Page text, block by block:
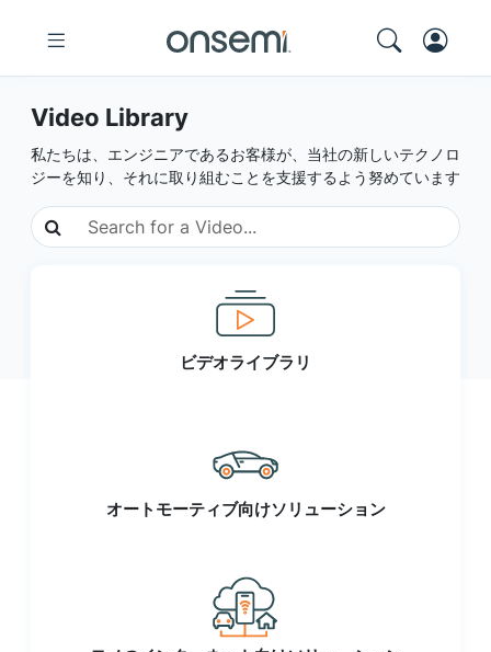
Video Library
私たちは、エンジニアであるお客様が、当社の新しいテクノロ
ジーを知り、それに取り組むことを支援するよう努めています
ビデオライブラリ
オートモーティブ向けソリューション